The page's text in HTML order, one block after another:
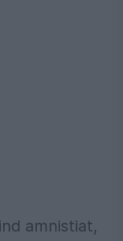
amnistiat,